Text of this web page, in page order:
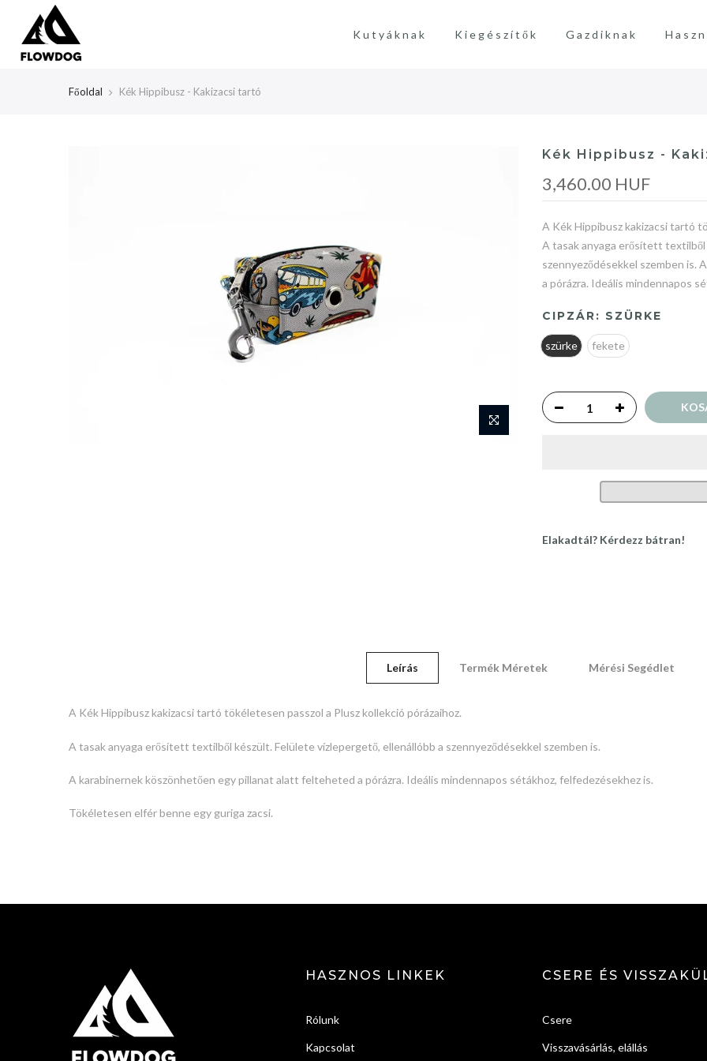
átlépése
Kutyáknak Kiegészítők Gazdiknak
Főoldal Kék Hippibusz - Kakizacsi tartó
Kék Hippibusz -
3,460.00 HUF
A Kék Hippibusz kakizacsi tartó
A tasak anyaga erősített
szennyeződésekkel szemben
a pórázra. Ideális mindennapos
CIPZÁR: SZÜRKE
szürke fekete
Elakadtál? Kérdezz bátran!
Leírás Termék Méretek Mérési Segédlet
A Kék Hippibuszkakizacsi tartó tökéletesen passzol a Plusz kollekció pórázaihoz.
A tasak anyaga erősített textilből készült. Felülete vízlepergető, ellenállóbb a szennyeződésekkel szemben is.
A karabinernek köszönhetően egy pillanat alatt felteheted a pórázra. Ideális mindennapos sétákhoz, felfedezésekhez is.
Tökéletesen elfér benne egy guriga zacsi.
HASZNOS LINKEK
Rólunk
Kapcsolat
CSERE ÉS
Csere
Visszavásárlás, elállás